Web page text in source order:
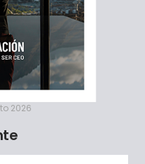
2026